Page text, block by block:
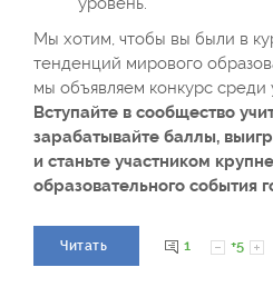
Мы хотим, чтобы вы были в
тенденций мирового
мы объявляем конкурс среди
Вступайте в сообщество
зарабатывайте баллы,
и станьте участником
образовательного события
Читать 1 +5